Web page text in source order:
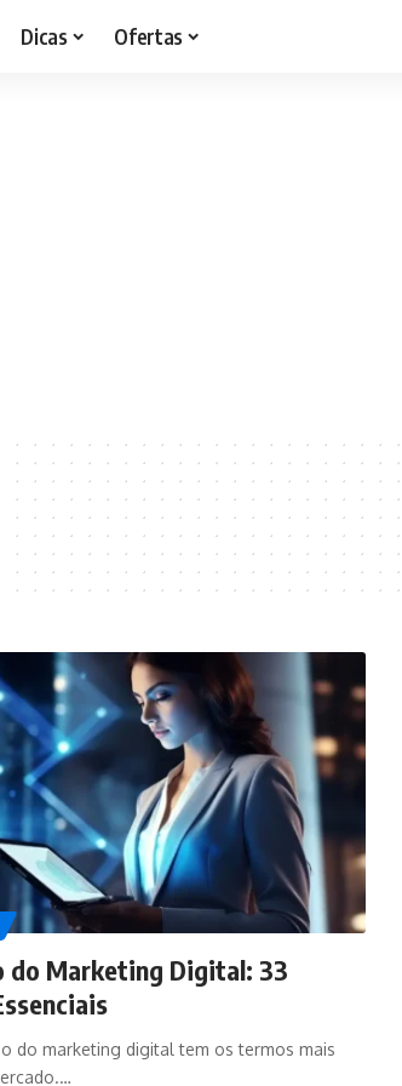
Dicas Ofertas
do Marketing Digital: 33
do marketing digital tem os termos mais